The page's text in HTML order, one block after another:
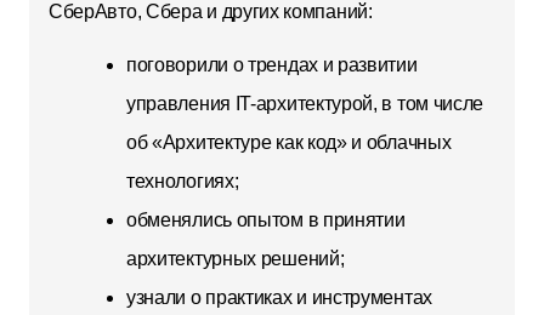
СберАвто, Сбера и других компаний:
поговорили о трендах и развитии
управления IT-архитектурой, в том числе
об «Архитектуре как код» и облачных
технологиях;
обменялись опытом в принятии
архитектурных решений;
узнали о практиках и инструментах